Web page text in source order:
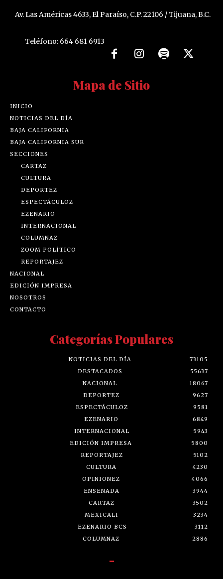
Av. Las Américas 4633, El Paraíso, C.P. 22106 / Tijuana, B.C.
Teléfono: 664 681 6913
Mapa de Sitio
INICIO
NOTICIAS DEL DÍA
BAJA CALIFORNIA
BAJA CALIFORNIA SUR
SECCIONES
CARTAZ
CULTURA
DEPORTEZ
ESPECTÁCULOZ
EZENARIO
INTERNACIONAL
COLUMNAZ
ZOOM POLÍTICO
REPORTAJEZ
NACIONAL
EDICIÓN IMPRESA
NOSOTROS
CONTACTO
Categorías Populares
NOTICIAS DEL DÍA
73105
DESTACADOS
55637
NACIONAL
18067
DEPORTEZ
9627
ESPECTÁCULOZ
9581
EZENARIO
6849
INTERNACIONAL
5943
EDICIÓN IMPRESA
5800
REPORTAJEZ
5102
CULTURA
4230
OPINIONEZ
4066
ENSENADA
3944
CARTAZ
3502
MEXICALI
3234
EZENARIO BCS
3112
COLUMNAZ
2886
-